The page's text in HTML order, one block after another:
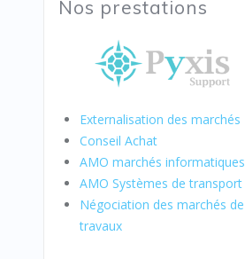
Nos prestations
Externalisation des marchés
Conseil Achat
AMO marchés informatiques
AMO Systèmes de transport
Négociation des marchés de
travaux